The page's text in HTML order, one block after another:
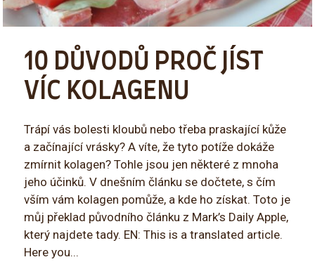
10 DŮVODŮ PROČ JÍST
VÍC KOLAGENU
Trápí vás bolesti kloubů nebo třeba praskající kůže
a začínající vrásky? A víte, že tyto potíže dokáže
zmírnit kolagen? Tohle jsou jen některé z mnoha
jeho účinků. V dnešním článku se dočtete, s čím
vším vám kolagen pomůže, a kde ho získat. Toto je
můj překlad původního článku z Mark’s Daily Apple,
který najdete tady. EN: This is a translated article.
Here you...